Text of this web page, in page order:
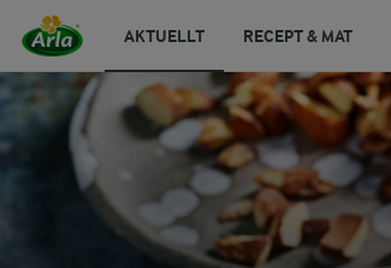
AKTUELLT RECEPT & MAT